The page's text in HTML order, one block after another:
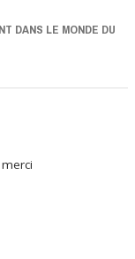
DANS LE MONDE DU